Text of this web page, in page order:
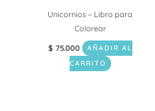
Unicornios – Libro para
Colorear
$ 75.000
AÑADIR AL
CARRITO